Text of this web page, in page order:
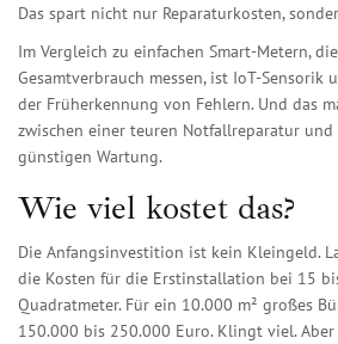
Das spart nicht nur Reparaturkosten,
Im Vergleich zu einfachen Smart-Metern,
Gesamtverbrauch messen, ist IoT-Sensorik
der Früherkennung von Fehlern. Und das
zwischen einer teuren Notfallreparatur
günstigen Wartung.
Wie viel kostet das?
Die Anfangsinvestition ist kein Kleingeld.
die Kosten für die Erstinstallation bei 15
Quadratmeter. Für ein 10.000 m² großes
150.000 bis 250.000 Euro. Klingt viel.